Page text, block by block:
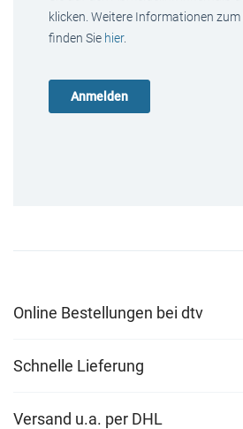
klicken. Weitere Informationen
finden Sie hier.
Online Bestellungen bei dtv
Schnelle Lieferung
Versand u.a. per DHL